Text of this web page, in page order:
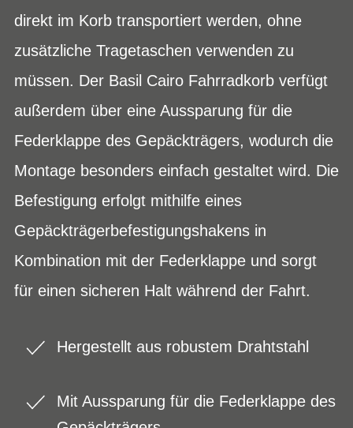
direkt im Korb transportiert werden, ohne
zusätzliche Tragetaschen verwenden zu
müssen. Der Basil Cairo Fahrradkorb verfügt
außerdem über eine Aussparung für die
Federklappe des Gepäckträgers, wodurch die
Montage besonders einfach gestaltet wird. Die
Befestigung erfolgt mithilfe eines
Gepäckträgerbefestigungshakens in
Kombination mit der Federklappe und sorgt
für einen sicheren Halt während der Fahrt.
Hergestellt aus robustem Drahtstahl
Mit Aussparung für die Federklappe des